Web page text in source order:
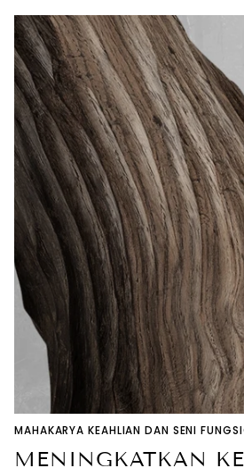
MAHAKARYA KEAHLIAN DAN SENI
MENINGKATKAN